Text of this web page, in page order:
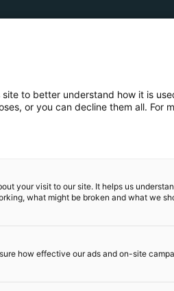
to better understand how it is
or you can decline them all. For
your visit to our site. It helps us
what might be broken and what we
how effective our ads and on-site